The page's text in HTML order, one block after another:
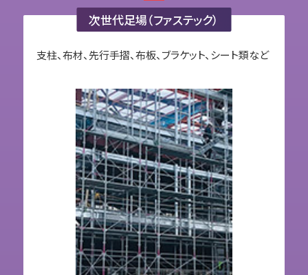
次世代足場（ファステック）
支柱、布材、先行手摺、布板、ブラケット、シート類など